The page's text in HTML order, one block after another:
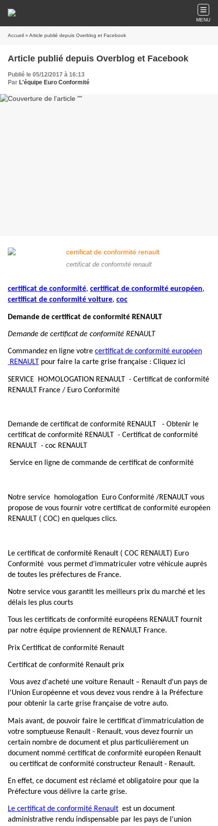
MENU
Accueil » Article publié depuis Overblog et Facebook
Article publié depuis Overblog et Facebook
Publié le 05/12/2017 à 16:13
Par L'équipe Euro Conformité
certificat de conformité renault
certificat de conformité, certificat de conformité européen,
certificat de conformité voiture, coc
Demande de certificat de conformité RENAULT
Demande de certificat de conformité RENAULT
Commandez en ligne votre certificat de conformité européen
RENAULT pour faire la carte grise française : Cliquez ici
SERVICE HOMOLOGATION RENAULT - Certificat de conformité
RENAULT France / Euro Conformité
Demande de certificat de conformité RENAULT - Obtenir le
certificat de conformité RENAULT - Certificat de conformité
RENAULT - coc RENAULT
Service en ligne de commande de certificat de conformité
Notre service homologation Euro Conformité /RENAULT vous
propose de vous fournir votre certificat de conformité européen
RENAULT ( COC) en quelques clics.
Le certificat de conformité Renault ( COC RENAULT) Euro
Conformité vous permet d’immatriculer votre véhicule auprès
de toutes les préfectures de France.
Notre service vous garantit les meilleurs prix du marché et les
délais les plus courts
Tous les certificats de conformité européens RENAULT fournit
par notre équipe proviennent de RENAULT France.
Prix Certificat de conformité Renault
Certificat de conformité Renault prix
Vous avez d'acheté une voiture Renault – Renault d'un pays de
l'Union Européenne et vous devez vous rendre à la Préfecture
pour obtenir la carte grise française de votre auto.
Mais avant, de pouvoir faire le certificat d'immatriculation de
votre somptueuse Renault - Renault, vous devez fournir un
certain nombre de document et plus particulièrement un
document nommé certificat de conformité européen Renault
ou certificat de conformité constructeur Renault - Renault.
En effet, ce document est réclamé et obligatoire pour que la
Préfecture vous délivre la carte grise.
Le certificat de conformité Renault est un document
administrative rendu indispensable par les pays de l'union